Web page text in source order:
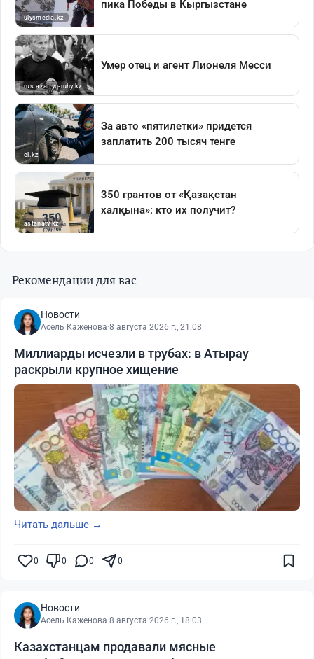
Рекомендации для вас
Новости
Асель Каженова·8 августа 2026 г., 21:08
Миллиарды исчезли в трубах: в Атырау
раскрыли крупное хищение
Читать дальше →
0 0 0 0
Новости
Асель Каженова·8 августа 2026 г., 18:03
Казахстанцам продавали мясные